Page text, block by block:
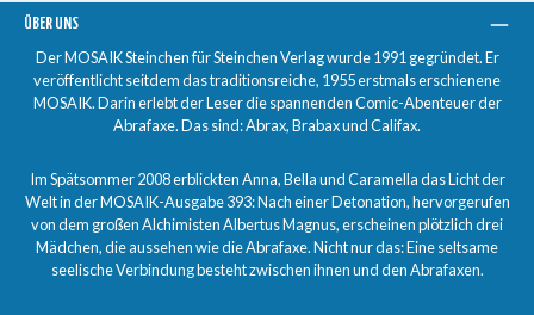
ÜBER UNS
Der MOSAIK Steinchen für Steinchen Verlag wurde 1991 gegründet. Er
veröffentlicht seitdem das traditionsreiche, 1955 erstmals erschienene
MOSAIK. Darin erlebt der Leser die spannenden Comic-Abenteuer der
Abrafaxe. Das sind: Abrax, Brabax und Califax.
Im Spätsommer 2008 erblickten Anna, Bella und Caramella das Licht der
Welt in der MOSAIK-Ausgabe 393: Nach einer Detonation, hervorgerufen
von dem großen Alchimisten Albertus Magnus, erscheinen plötzlich drei
Mädchen, die aussehen wie die Abrafaxe. Nicht nur das: Eine seltsame
seelische Verbindung besteht zwischen ihnen und den Abrafaxen.